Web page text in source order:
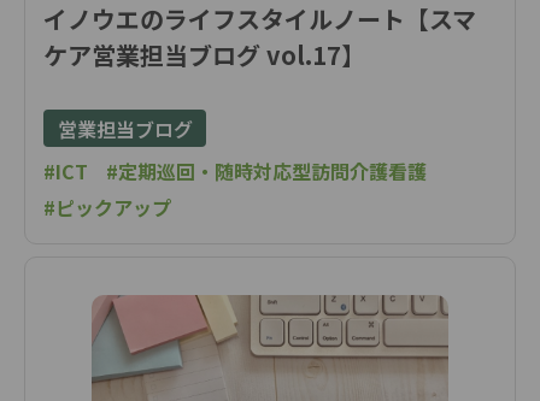
イノウエのライフスタイルノート【スマ
ケア営業担当ブログ vol.17】
営業担当ブログ
#ICT
#定期巡回・随時対応型訪問介護看護
#ピックアップ